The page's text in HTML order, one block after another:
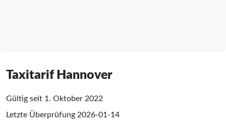
Taxitarif Hannover
Gültig seit 1. Oktober 2022
Letzte Überprüfung 2026-01-14